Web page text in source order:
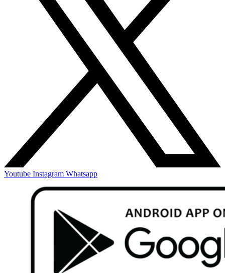
Youtube Instagram Whatsapp